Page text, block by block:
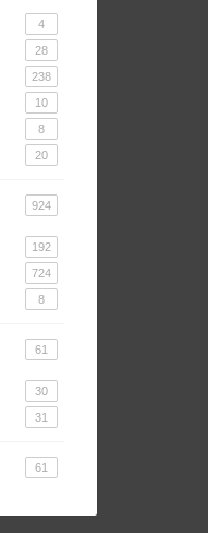
4
28
238
10
8
20
924
192
724
8
61
30
31
61